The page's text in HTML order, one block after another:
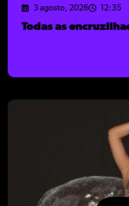
3 agosto, 2026 12:35
Todas as